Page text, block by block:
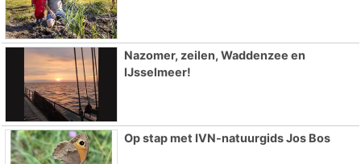
Nazomer, zeilen, Waddenzee en
IJsselmeer!
Op stap met IVN-natuurgids Jos Bos